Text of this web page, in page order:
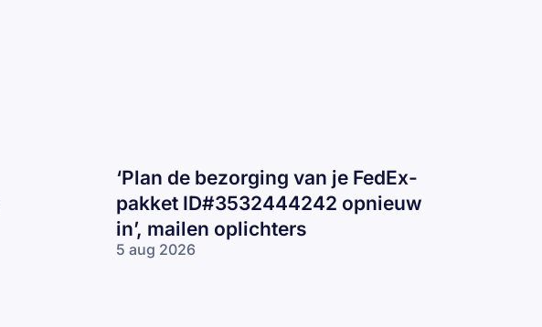
‘Plan de bezorging van je FedEx-
pakket ID#3532444242 opnieuw
in’, mailen oplichters
5 aug 2026
‘Plan de